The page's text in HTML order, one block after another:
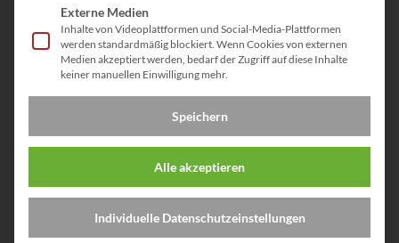
Elektrische Sicherheit:
EN61010-1, EN60335-1, EN60335-2-29
Zertifizierungen: UL60950-1,
CSA C22.2 No.60950-1-07
Bei führenden Automobil­herstellern im
Einsatz
Externe Medien
Inhalte von Videoplattformen und Social-Media-Plattformen
werden standardmäßig blockiert. Wenn Cookies von externen
Medien akzeptiert werden, bedarf der Zugriff auf diese Inhalte
keiner manuellen Einwilligung mehr.
Speichern
Alle akzeptieren
Individuelle Datenschutzeinstellungen